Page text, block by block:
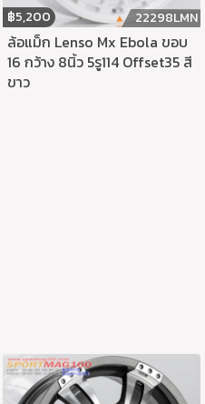
฿5,200 22298LMN
ล้อแม็ก Lenso Mx Ebola ขอบ
16 กว้าง 8นิ้ว 5รู114 Offset35 สี
ขาว